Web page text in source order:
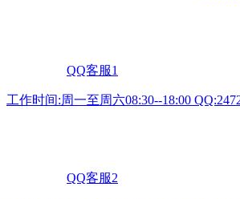
QQ客服1
工作时间:周一至周六08:30--18:00
QQ客服2